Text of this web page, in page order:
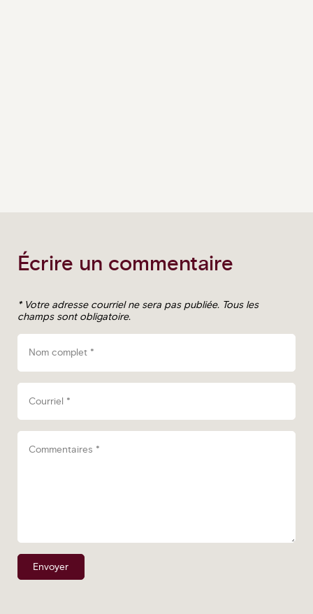
Écrire un commentaire
* Votre adresse courriel ne sera pas publiée. Tous les
champs sont obligatoire.
Nom complet *
Courriel *
Commentaires *
Envoyer